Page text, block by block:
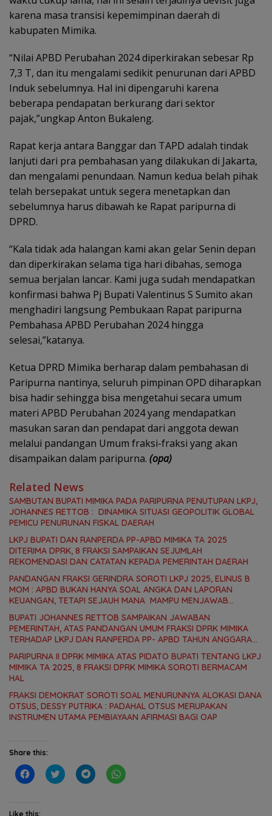
karena masa transisi kepemimpinan daerah di
kabupaten Mimika.
“Nilai APBD Perubahan 2024 diperkirakan sebesar Rp
7,3 T, dan itu mengalami sedikit penurunan dari APBD
Induk sebelumnya. Hal ini dipengaruhi karena
beberapa pendapatan berkurang dari sektor
pajak,”ungkap Anton Bukaleng.
Rapat kerja antara Banggar dan TAPD adalah tindak
lanjuti dari pra pembahasan yang dilakukan di Jakarta,
dan mengalami penundaan. Namun kedua belah pihak
telah bersepakat untuk segera menetapkan dan
sebelumnya harus dibawah ke Rapat paripurna di
DPRD.
“Kala tidak ada halangan kami akan gelar Senin depan
dan diperkirakan selama tiga hari dibahas, semoga
semua berjalan lancar. Kami juga sudah mendapatkan
konfirmasi bahwa Pj Bupati Valentinus S Sumito akan
menghadiri langsung Pembukaan Rapat paripurna
Pembahasa APBD Perubahan 2024 hingga
selesai,”katanya.
Ketua DPRD Mimika berharap dalam pembahasan di
Paripurna nantinya, seluruh pimpinan OPD diharapkan
bisa hadir sehingga bisa mengetahui secara umum
materi APBD Perubahan 2024 yang mendapatkan
masukan saran dan pendapat dari anggota dewan
melalui pandangan Umum fraksi-fraksi yang akan
disampaikan dalam paripurna. (opa)
Related News
SAMBUTAN BUPATI MIMIKA PADA PARIPURNA PENUTUPAN LKPJ,
JOHANNES RETTOB : DINAMIKA SITUASI GEOPOLITIK GLOBAL
PEMICU PENURUNAN FISKAL DAERAH
LKPJ BUPATI DAN RANPERDA PP-APBD MIMIKA TA 2025
DITERIMA DPRK, 8 FRAKSI SAMPAIKAN SEJUMLAH
REKOMENDASI DAN CATATAN KEPADA PEMERINTAH DAERAH
PANDANGAN FRAKSI GERINDRA SOROTI LKPJ 2025, ELINUS B
MOM : APBD BUKAN HANYA SOAL ANGKA DAN LAPORAN
KEUANGAN, TETAPI SEJAUH MANA MAMPU MENJAWAB
BUPATI JOHANNES RETTOB SAMPAIKAN JAWABAN
PEMERINTAH, ATAS PANDANGAN UMUM FRAKSI DPRK MIMIKA
TERHADAP LKPJ DAN RANPERDA PP- APBD TAHUN ANGGARAN
PARIPURNA II DPRK MIMIKA ATAS PIDATO BUPATI TENTANG LKPJ
MIMIKA TA 2025, 8 FRAKSI DPRK MIMIKA SOROTI BERMACAM
HAL
FRAKSI DEMOKRAT SOROTI SOAL MENURUNNYA ALOKASI DANA
OTSUS, DESSY PUTRIKA : PADAHAL OTSUS MERUPAKAN
INSTRUMEN UTAMA PEMBIAYAAN AFIRMASI BAGI OAP
Share this:
C
l
t
C
l
C
l
C
l
Like this: